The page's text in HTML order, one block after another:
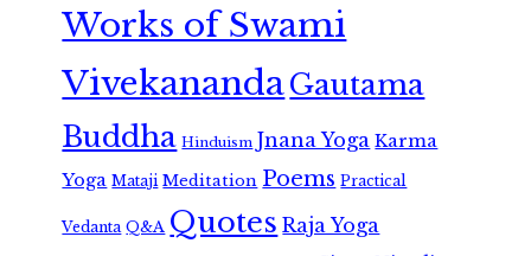
Works of Swami
VivekanandaGautama
Buddha Hinduism Jnana Yoga Karma
Yoga Mataji Meditation Poems Practical
Vedanta Q&A Quotes Raja Yoga